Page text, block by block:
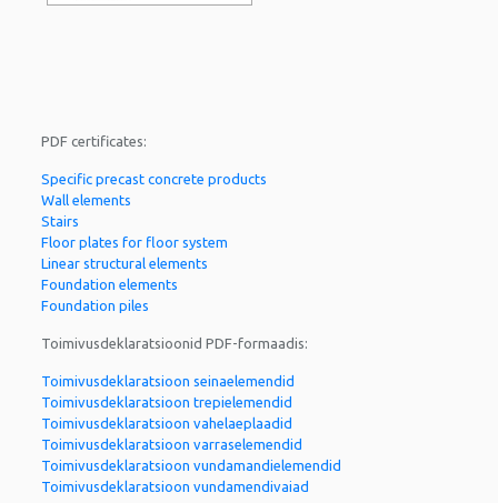
PDF certificates:
Specific precast concrete products
Wall elements
Stairs
Floor plates for floor system
Linear structural elements
Foundation elements
Foundation piles
Toimivusdeklaratsioonid PDF-formaadis:
Toimivusdeklaratsioon seinaelemendid
Toimivusdeklaratsioon trepielemendid
Toimivusdeklaratsioon vahelaeplaadid
Toimivusdeklaratsioon varraselemendid
Toimivusdeklaratsioon vundamandielemendid
Toimivusdeklaratsioon vundamendivaiad